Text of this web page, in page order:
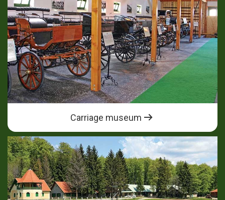
Carriage museum